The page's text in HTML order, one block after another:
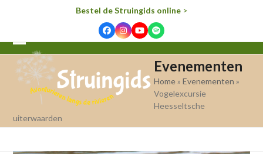
Bestel de Struingids online>
FacebookInstagram
YouTube
Spotify
Open
mobile
menu
Close
mobile
menu
Evenementen
Home »Evenementen »
Vogelexcursie
Heesseltsche
uiterwaarden